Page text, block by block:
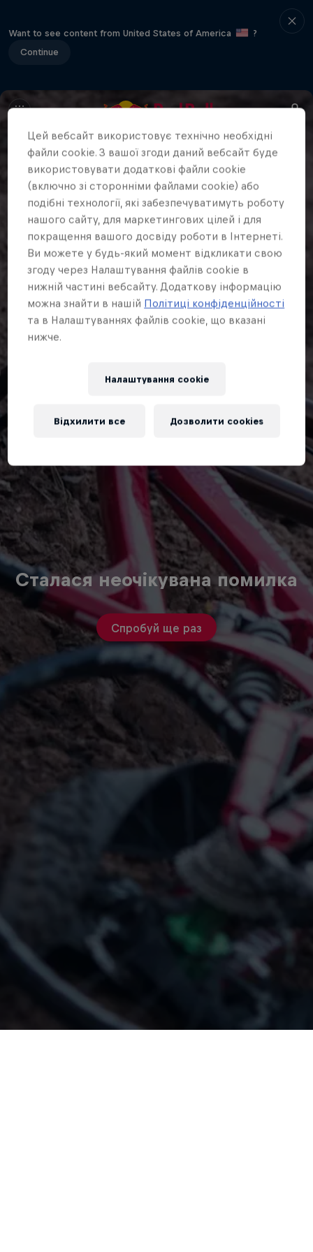
Want to see content from United States of America
?
Continue
Сталася неочікувана помилка
Спробуй ще раз
Цей вебсайт використовує технічно необхідні
файли cookie. З вашої згоди даний вебсайт буде
використовувати додаткові файли cookie
(включно зі сторонніми файлами cookie) або
подібні технології, які забезпечуватимуть роботу
нашого сайту, для маркетингових цілей і для
покращення вашого досвіду роботи в Інтернеті.
Ви можете у будь-який момент відкликати свою
згоду через Налаштування файлів cookie в
нижній частині вебсайту. Додаткову інформацію
можна знайти в нашій Політиці конфіденційності
та в Налаштуваннях файлів cookie, що вказані
нижче.
Налаштування cookie
Відхилити все Дозволити cookies